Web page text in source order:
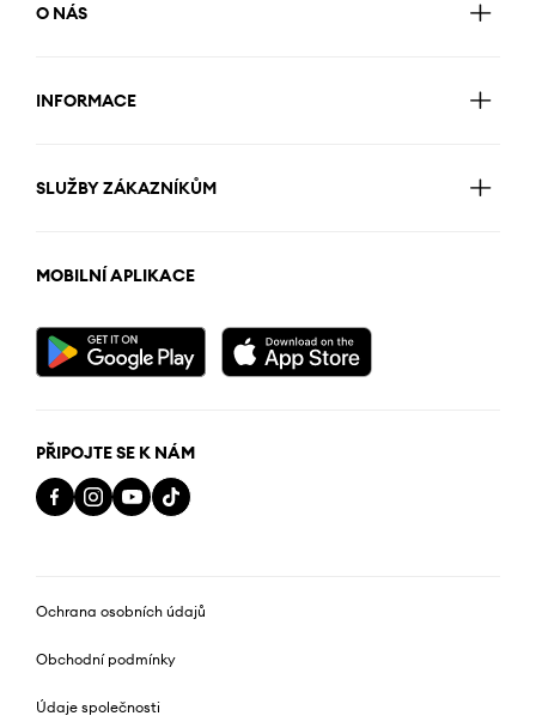
O NÁS
INFORMACE
SLUŽBY ZÁKAZNÍKŮM
MOBILNÍ APLIKACE
PŘIPOJTE SE K NÁM
Ochrana osobních údajů
Obchodní podmínky
Údaje společnosti